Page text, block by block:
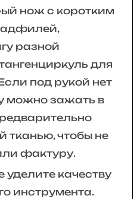
нож с коротким
разной
для
под рукой нет
можно зажать в
тканью, чтобы не
фактуру.
качеству
инструмента.